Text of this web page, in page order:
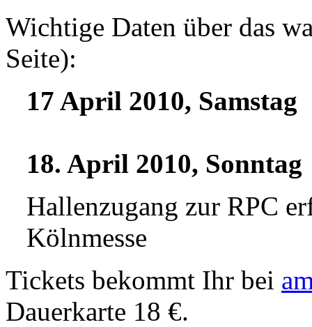
Wichtige Daten über das
Seite):
17 April 2010, Samstag
18. April 2010, Sonntag
Hallenzugang zur RPC
Kölnmesse
Tickets bekommt Ihr bei
Dauerkarte 18 €.